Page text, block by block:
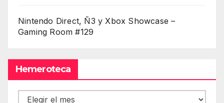
Nintendo Direct, Ñ3 y Xbox Showcase –
Gaming Room #129
Hemeroteca
Hemeroteca